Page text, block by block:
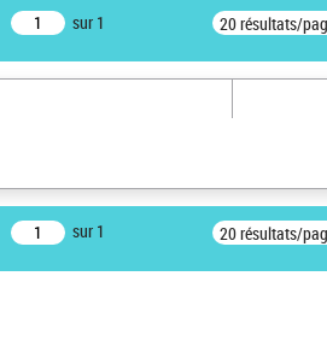
sur 1 20 résultats/
sur 1 20 résultats/